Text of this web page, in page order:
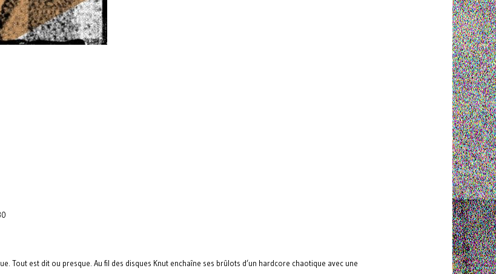
Tout est dit ou presque. Au fil des disques Knut enchaîne ses brûlots d’un hardcore chaotique avec une